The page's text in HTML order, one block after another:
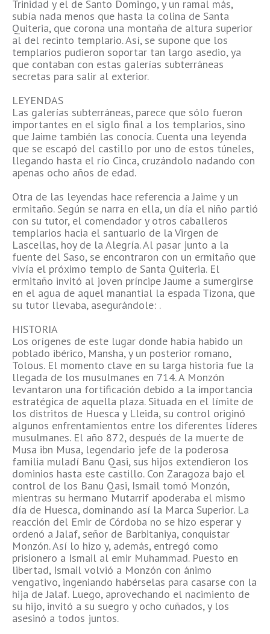
Trinidad y el de Santo Domingo, y un ramal más,
subía nada menos que hasta la colina de Santa
Quiteria, que corona una montaña de altura superior
al del recinto templario. Así, se supone que los
templarios pudieron soportar tan largo asedio, ya
que contaban con estas galerías subterráneas
secretas para salir al exterior.
LEYENDAS
Las galerías subterráneas, parece que sólo fueron
importantes en el siglo final a los templarios, sino
que Jaime también las conocía. Cuenta una leyenda
que se escapó del castillo por uno de estos túneles,
llegando hasta el río Cinca, cruzándolo nadando con
apenas ocho años de edad.
Otra de las leyendas hace referencia a Jaime y un
ermitaño. Según se narra en ella, un día el niño partió
con su tutor, el comendador y otros caballeros
templarios hacia el santuario de la Virgen de
Lascellas, hoy de la Alegría. Al pasar junto a la
fuente del Saso, se encontraron con un ermitaño que
vivía el próximo templo de Santa Quiteria. El
ermitaño invitó al joven príncipe Jaume a sumergirse
en el agua de aquel manantial la espada Tizona, que
su tutor llevaba, asegurándole: .
HISTORIA
Los orígenes de este lugar donde había habido un
poblado ibérico, Mansha, y un posterior romano,
Tolous. El momento clave en su larga historia fue la
llegada de los musulmanes en 714. A Monzón
levantaron una fortificación debido a la importancia
estratégica de aquella plaza. Situada en el límite de
los distritos de Huesca y Lleida, su control originó
algunos enfrentamientos entre los diferentes líderes
musulmanes. El año 872, después de la muerte de
Musa ibn Musa, legendario jefe de la poderosa
familia muladí Banu Qasi, sus hijos extendieron los
dominios hasta este castillo. Con Zaragoza bajo el
control de los Banu Qasi, Ismail tomó Monzón,
mientras su hermano Mutarrif apoderaba el mismo
día de Huesca, dominando así la Marca Superior. La
reacción del Emir de Córdoba no se hizo esperar y
ordenó a Jalaf, señor de Barbitaniya, conquistar
Monzón. Así lo hizo y, además, entregó como
prisionero a Ismail al emir Muhammad. Puesto en
libertad, Ismail volvió a Monzón con ánimo
vengativo, ingeniando habérselas para casarse con la
hija de Jalaf. Luego, aprovechando el nacimiento de
su hijo, invitó a su suegro y ocho cuñados, y los
asesinó a todos juntos.